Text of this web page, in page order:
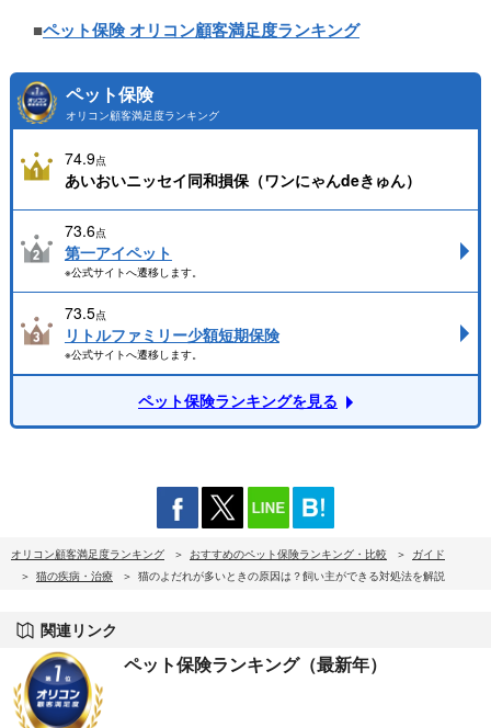
■ペット保険 オリコン顧客満足度ランキング
ペット保険
オリコン顧客満足度ランキング
74.9点
あいおいニッセイ同和損保（ワンにゃんdeきゅん）
73.6点
第一アイペット
※公式サイトへ遷移します。
73.5点
リトルファミリー少額短期保険
※公式サイトへ遷移します。
ペット保険ランキングを見る
オリコン顧客満足度ランキング おすすめのペット保険ランキング・比較
ガイド
猫の疾病・治療
猫のよだれが多いときの原因は？飼い主ができる対処法を解説
関連リンク
ペット保険ランキング（最新年）